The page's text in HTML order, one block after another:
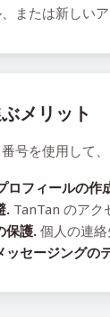
または新しい
メリット
号を使用して
ロフィールの作
. TanTan のアク
保護.個人の連絡
ッセージングの